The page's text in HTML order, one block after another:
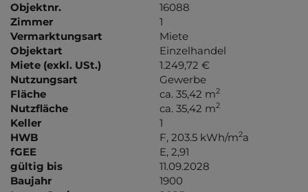
Objektnr.
16088
Zimmer
1
Vermarktungsart
Miete
Objektart
Einzelhandel
Miete (exkl. USt.)
1.249,72 €
Nutzungsart
Gewerbe
Fläche
ca. 35,42 m2
Nutzfläche ca. 35,42 m2
Keller
1
HWB
F, 203.5 kWh/m2a
fGEE
E, 2,91
gültig bis
11.09.2028
Baujahr
1900